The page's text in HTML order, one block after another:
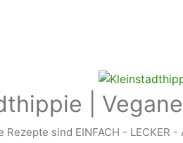
|
Rezepte sind EINFACH -